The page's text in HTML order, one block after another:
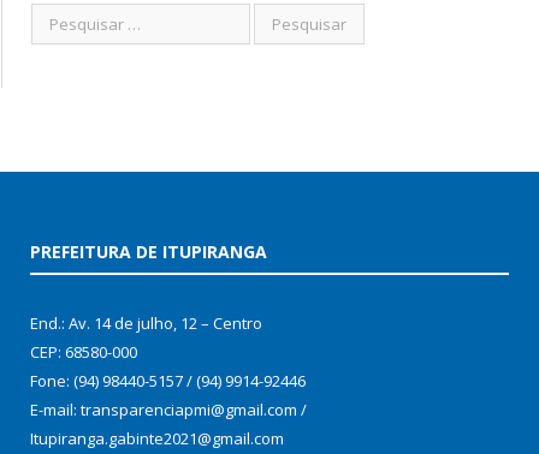
PREFEITURA DE ITUPIRANGA
End.: Av. 14 de julho, 12 – Centro
CEP: 68580-000
Fone: (94) 98440-5157 / (94) 9914-92446
E-mail: transparenciapmi@gmail.com /
Itupiranga.gabinte2021@gmail.com